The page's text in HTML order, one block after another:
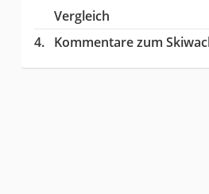
Vergleich
Kommentare zum